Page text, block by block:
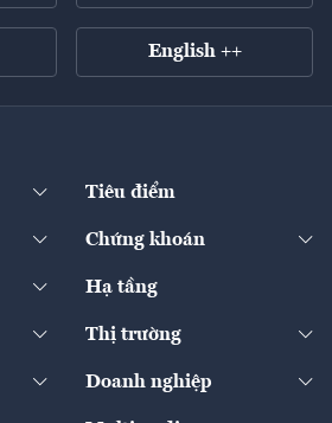
English ++
Tiêu điểm
Chứng khoán
Doanh nghiệp niêm yết
Hạ tầng
Thị trường
Doanh nghiệp